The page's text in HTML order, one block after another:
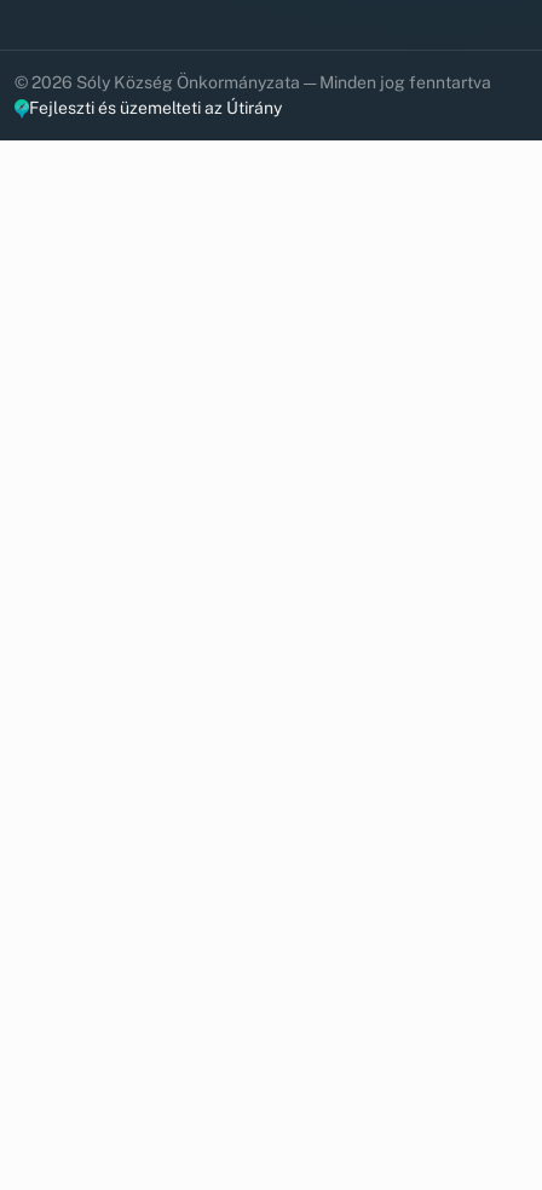
© 2026 Sóly Község Önkormányzata — Minden jog fenntartva
Fejleszti és üzemelteti az Útirány